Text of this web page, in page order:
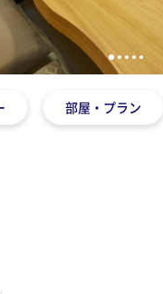
1 2 3 4 5
部屋・プラン